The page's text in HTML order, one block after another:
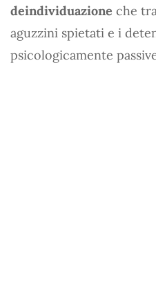
deindividuazione che
aguzzini spietati e i
psicologicamente